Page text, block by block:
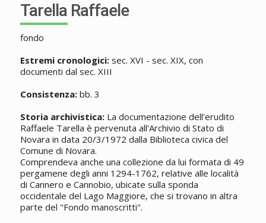
Tarella Raffaele
fondo
Estremi cronologici:sec. XVI - sec. XIX, con
documenti dal sec. XIII
Consistenza:bb. 3
Storia archivistica:La documentazione dell'erudito
Raffaele Tarella è pervenuta all'Archivio di Stato di
Novara in data 20/3/1972 dalla Biblioteca civica del
Comune di Novara.
Comprendeva anche una collezione da lui formata di 49
pergamene degli anni 1294-1762, relative alle località
di Cannero e Cannobio, ubicate sulla sponda
occidentale del Lago Maggiore, che si trovano in altra
parte del "Fondo manoscritti".